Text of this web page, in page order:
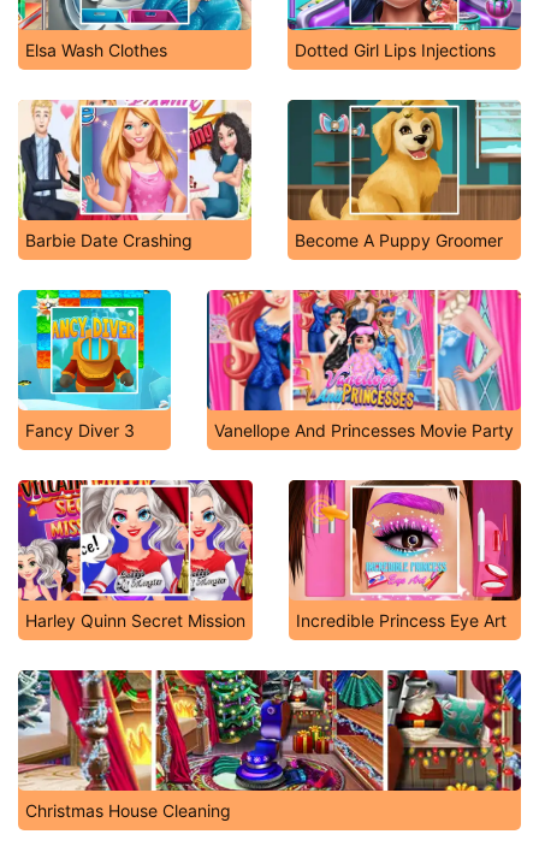
Elsa Wash Clothes Dotted Girl Lips Injections
Barbie Date Crashing Become A Puppy Groomer
Fancy Diver 3 Vanellope And Princesses Movie Party
Harley Quinn Secret Mission Incredible Princess Eye Art
Christmas House Cleaning